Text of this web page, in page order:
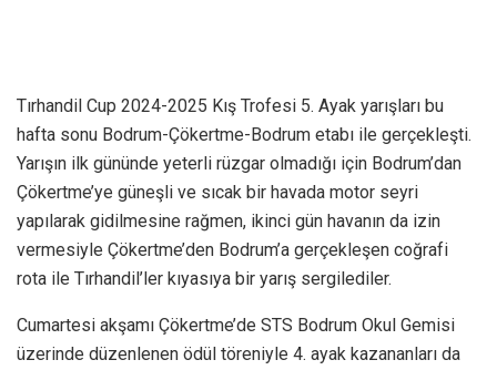
Tırhandil Cup 2024-2025 Kış Trofesi 5. Ayak yarışları bu
hafta sonu Bodrum-Çökertme-Bodrum etabı ile gerçekleşti.
Yarışın ilk gününde yeterli rüzgar olmadığı için Bodrum’dan
Çökertme’ye güneşli ve sıcak bir havada motor seyri
yapılarak gidilmesine rağmen, ikinci gün havanın da izin
vermesiyle Çökertme’den Bodrum’a gerçekleşen coğrafi
rota ile Tırhandil’ler kıyasıya bir yarış sergilediler.
Cumartesi akşamı Çökertme’de STS Bodrum Okul Gemisi
üzerinde düzenlenen ödül töreniyle 4. ayak kazananları da